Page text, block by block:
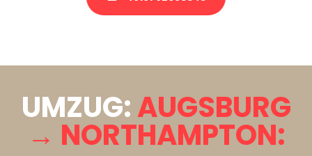
UMZUG:AUGSBURG
→ NORTHAMPTON: